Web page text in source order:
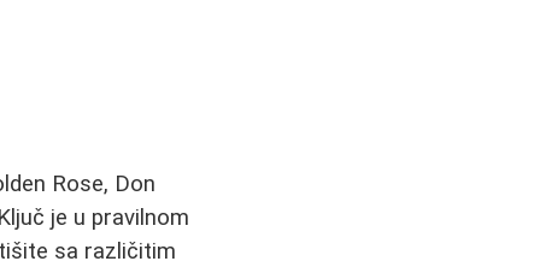
Rose, Don
je u pravilnom
sa različitim